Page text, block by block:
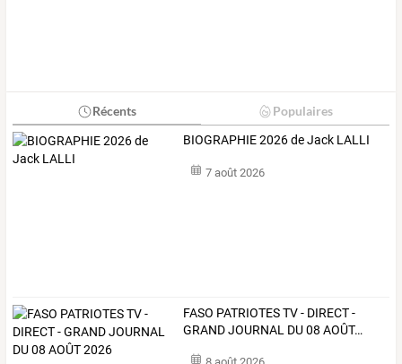
Récents Populaires
BIOGRAPHIE 2026 de Jack LALLI
7 août 2026
FASO PATRIOTESTV- DIRECT-
GRANDJOURNAL DU08 AOÛT…